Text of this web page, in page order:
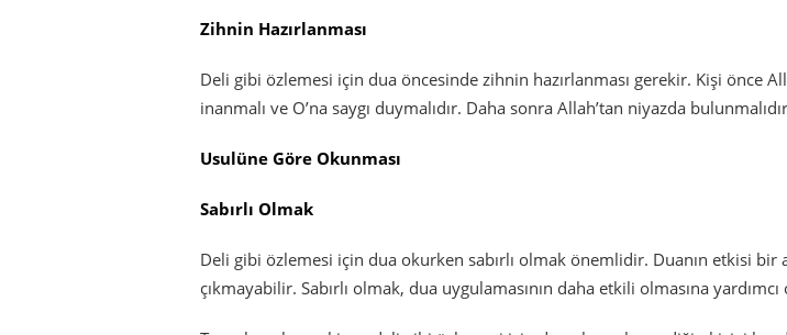
Zihnin Hazırlanması
Deli gibi özlemesi için dua öncesinde zihnin hazırlanması gerekir. Kişi önce
inanmalı ve O’na saygı duymalıdır. Daha sonra Allah’tan niyazda
Usulüne Göre Okunması
Sabırlı Olmak
Deli gibi özlemesi için dua okurken sabırlı olmak önemlidir. Duanın etkisi bir
çıkmayabilir. Sabırlı olmak, dua uygulamasının daha etkili olmasına yardımcı